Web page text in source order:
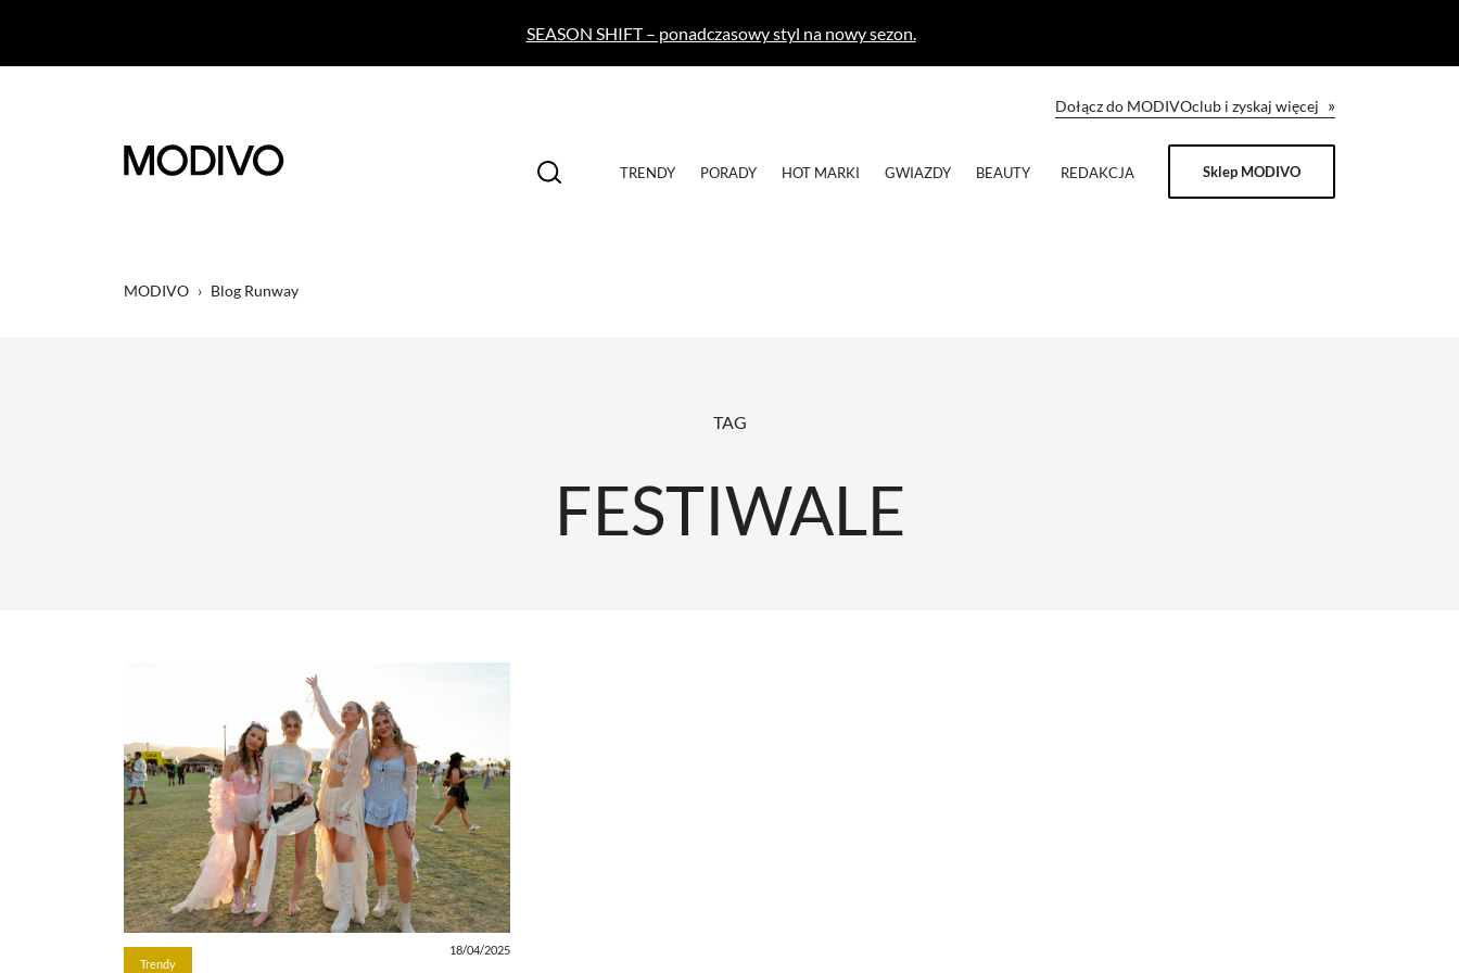
SEASON SHIFT – ponadczasowy styl na nowy sezon.
Dołącz do MODIVOclub i zyskaj więcej »
TRENDY PORADY HOT MARKI GWIAZDY BEAUTY REDAKCJA Sklep MODIVO
MODIVO › Blog Runway
TAG
FESTIWALE
Trendy
18/04/2025